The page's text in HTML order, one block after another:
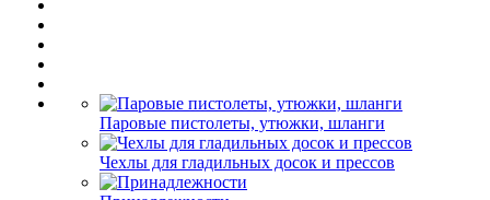
Паровые пистолеты, утюжки, шланги
Чехлы для гладильных досок и прессов